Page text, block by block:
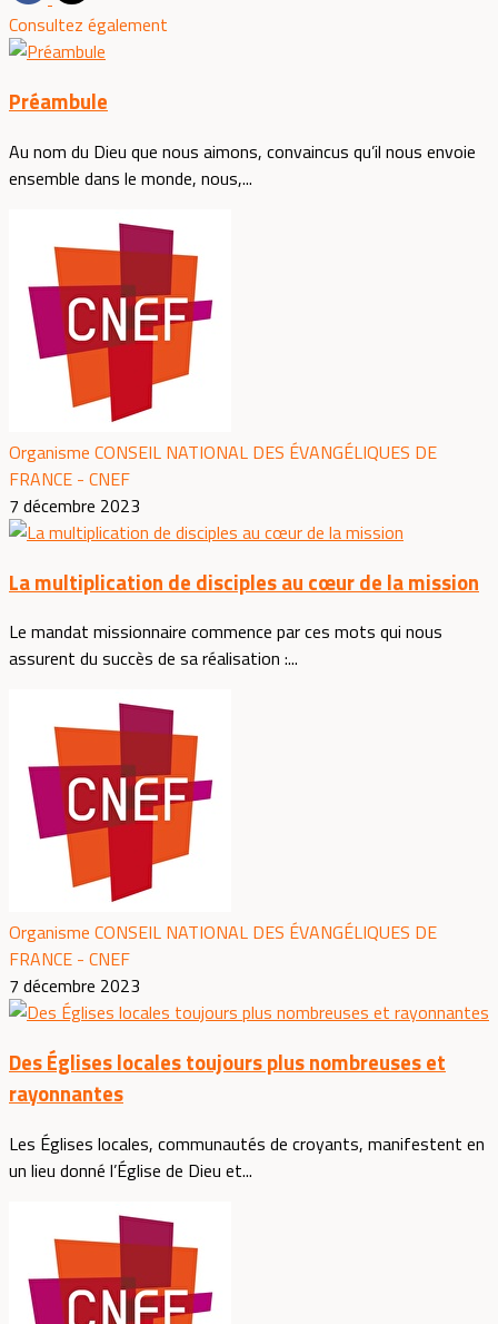
Consultez également
Préambule
Au nom du Dieu que nous aimons, convaincus qu’il nous envoie
ensemble dans le monde, nous,...
Organisme CONSEIL NATIONAL DES ÉVANGÉLIQUES DE
FRANCE - CNEF
7 décembre 2023
La multiplication de disciples au cœur de la mission
Le mandat missionnaire commence par ces mots qui nous
assurent du succès de sa réalisation :...
Organisme CONSEIL NATIONAL DES ÉVANGÉLIQUES DE
FRANCE - CNEF
7 décembre 2023
Des Églises locales toujours plus nombreuses et
rayonnantes
Les Églises locales, communautés de croyants, manifestent en
un lieu donné l’Église de Dieu et...